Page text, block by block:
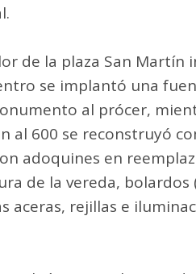
de la plaza San Martín
se implantó una
al prócer,
al 600 se reconstruyó
adoquines en
de la vereda,
aceras, rejillas e